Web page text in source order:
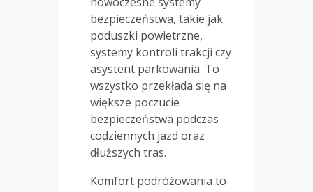
bezpieczeństwa, takie jak
poduszki powietrzne,
systemy kontroli trakcji czy
asystent parkowania. To
wszystko przekłada się na
większe poczucie
bezpieczeństwa podczas
codziennych jazd oraz
dłuższych tras.
Komfort podróżowania to